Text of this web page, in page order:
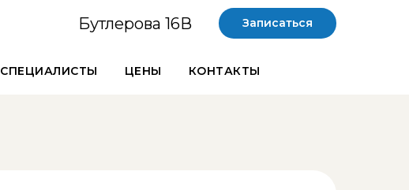
Бутлерова 16В Записаться
СПЕЦИАЛИСТЫ ЦЕНЫ КОНТАКТЫ